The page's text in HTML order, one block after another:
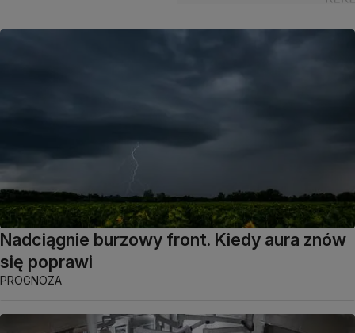
Nadciągnie burzowy front. Kiedy aura znów
się poprawi
PROGNOZA